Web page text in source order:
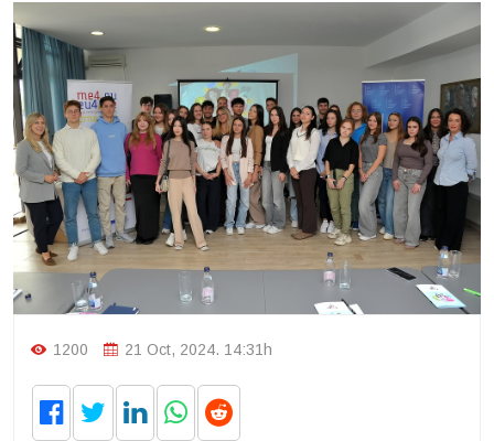
1200 21 Oct, 2024. 14:31h